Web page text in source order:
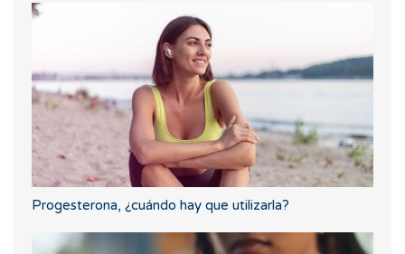
Progesterona, ¿cuándo hay que utilizarla?